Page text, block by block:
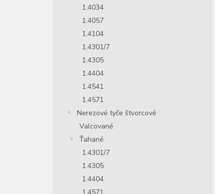
1.4034
1.4057
1.4104
1.4301/7
1.4305
1.4404
1.4541
1.4571
Nerezové tyče štvorcové
Valcované
Ťahané
1.4301/7
1.4305
1.4404